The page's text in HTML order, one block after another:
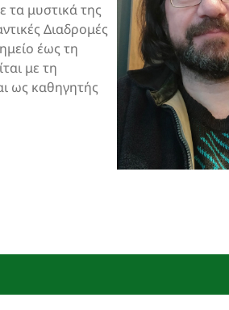
τα μυστικά της
Διαδρομές
έως τη
με τη
ως καθηγητής